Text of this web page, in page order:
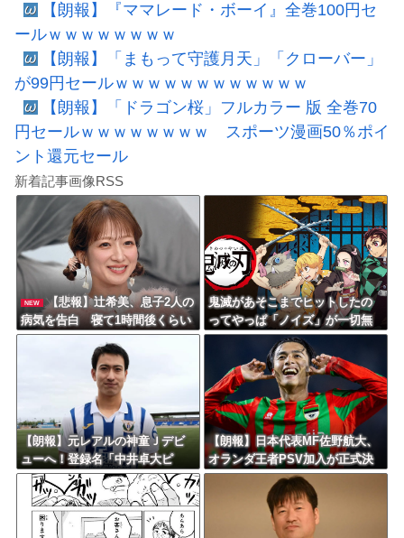
【朗報】『ママレード・ボーイ』全巻100円セ
ールｗｗｗｗｗｗｗｗ
【朗報】「まもって守護月天」「クローバー」
が99円セールｗｗｗｗｗｗｗｗｗｗｗｗ
【朗報】「ドラゴン桜」フルカラー 版 全巻70
円セールｗｗｗｗｗｗｗｗ スポーツ漫画50％ポイ
ント還元セール
新着記事画像RSS
NEW
【悲報】辻希美、息子2人の
病気を告白 寝て1時間後くらい
に暴れる症状「夜驚症」にファ
ンからアドバイスの声
鬼滅があそこまでヒットしたの
ってやっぱ「ノイズ」が一切無
いからよな
【朗報】元レアルの神童Ｊデビ
ューへ！登録名「中井卓大ピ
ピ」日本初挑戦の22歳今治MFが
開幕戦に先発
【朗報】日本代表MF佐野航大、
オランダ王者PSV加入が正式決
定！ NEC史上最高額の移籍、
最大約31億円か！！